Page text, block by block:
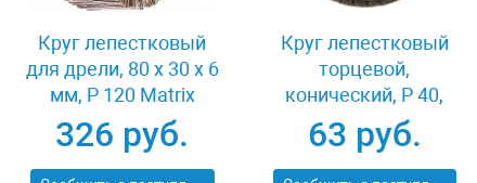
Круг лепестковый
для дрели, 80 х 30 х 6
мм, P 120 Matrix
74146
326 руб.
Круг лепестковый
торцевой,
конический, Р 40,
125 х 22.2 мм
Сибртех 74083
63 руб.